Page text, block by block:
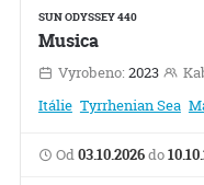
SUN ODYSSEY 440
Musica
Vyrobeno: 2023
Itálie Tyrrhenian Sea
Od03.10.2026do